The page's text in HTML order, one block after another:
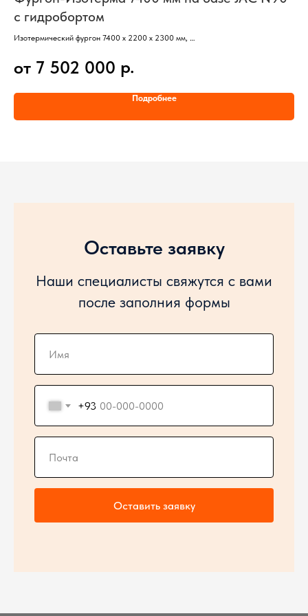
с гидробортом
Изотермический фургон 7400 х 2200 х 2300 мм,
Кабина со спальным местом.
Колесная формула 4х2.
Гидроборт ггрузоподъемностью от 1000 кг
от 7 502 000 р.
Подробнее
Оставьте заявку
Наши специалисты свяжутся с вами
после заполния формы
+93
Оставить заявку